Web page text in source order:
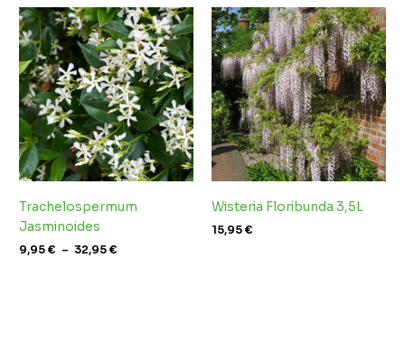
Trachelospermum
Jasminoides
9,95€ – 32,95€
Plage
de
prix :
9,95 €
à
32,95 €
Wisteria Floribunda 3,5L
15,95€